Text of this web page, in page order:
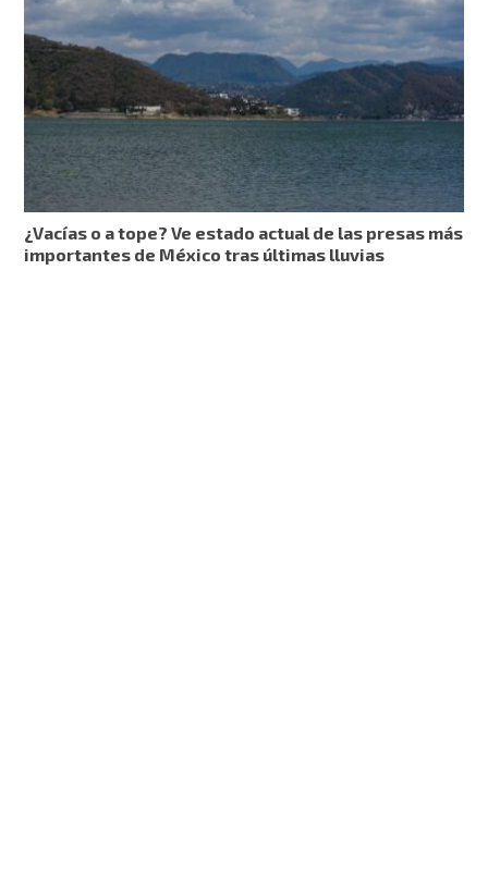
¿Vacías o a tope? Ve estado actual de las presas más
importantes de México tras últimas lluvias